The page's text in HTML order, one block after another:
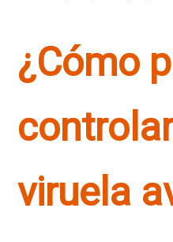
¿Cómo
viruela